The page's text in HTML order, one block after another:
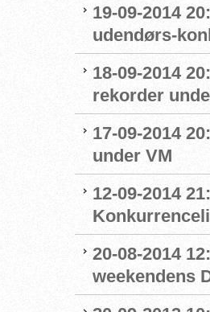
19-09-2014
udendørs-
18-09-2014
rekorder
17-09-2014
under VM
12-09-2014
20-08-2014
weekendens